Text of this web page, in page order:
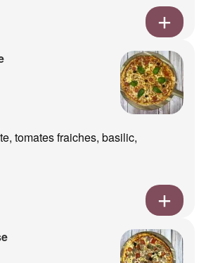
tomates fraiches, basilic,